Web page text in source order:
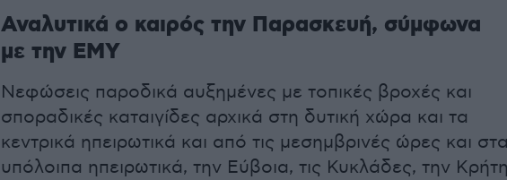
Αναλυτικά ο καιρός την Παρασκευή, σύμφωνα
με την ΕΜΥ
Νεφώσεις παροδικά αυξημένες με τοπικές βροχές και
σποραδικές καταιγίδες αρχικά στη δυτική χώρα και τα
κεντρικά ηπειρωτικά και από τις μεσημβρινές ώρες και
υπόλοιπα ηπειρωτικά, την Εύβοια, τις Κυκλάδες, την